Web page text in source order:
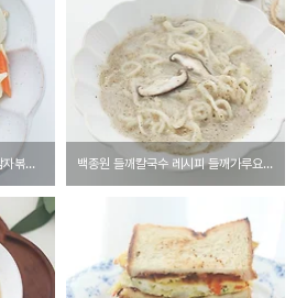
백종원 감자볶음 레시피 양파 감자볶음 감자채볶음 만들기 백종원 들깨칼국수 레시피 들깨가루요리 코인육수 들깨 칼국수 끓이는법